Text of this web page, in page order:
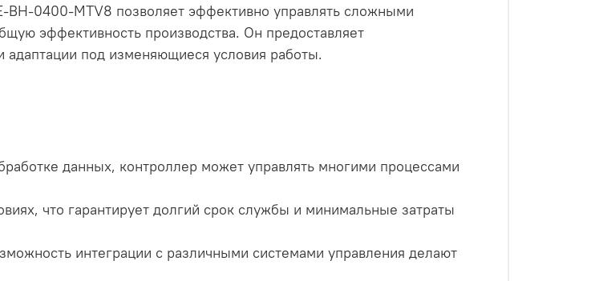
0400-MTV8 позволяет эффективно управлять сложными
эффективность производства. Он предоставляет
адаптации под изменяющиеся условия работы.
данных, контроллер может управлять многими процессами
что гарантирует долгий срок службы и минимальные затраты
интеграции с различными системами управления делают